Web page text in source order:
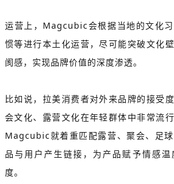
运营上，Magcubic会根据当地的文化
惯等进行本土化运营，尽可能突破文化
阂感，实现品牌价值的深度渗透。
比如说，拉美消费者对外来品牌的接受
会文化、露营文化在年轻群体中非常流
Magcubic就着重匹配露营、聚会、足
品与用户产生链接，为产品赋予情感
度。